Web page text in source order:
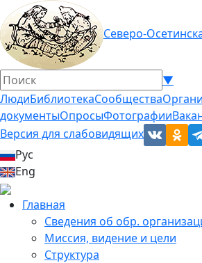
Северо-
▼
ЛюдиБиблиотекаСообщества
документыОпросыФотографии
Версия для слабовидящих
Рус
Eng
Главная
Сведения об обр.
Миссия, видение и цели
Структура